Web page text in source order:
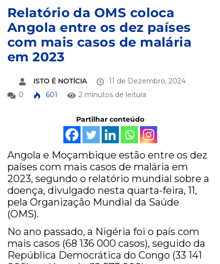
Relatório da OMS coloca
Angola entre os dez países
com mais casos de malária
em 2023
ISTO É NOTÍCIA
11 de Dezembro, 2024
0
601 2 minutos de leitura
Partilhar conteúdo
Angola e Moçambique estão entre os dez
países com mais casos de malária em
2023, segundo o relatório mundial sobre a
doença, divulgado nesta quarta-feira, 11,
pela Organização Mundial da Saúde
(OMS).
No ano passado, a Nigéria foi o país com
mais casos (68 136 000 casos), seguido da
República Democrática do Congo (33 141